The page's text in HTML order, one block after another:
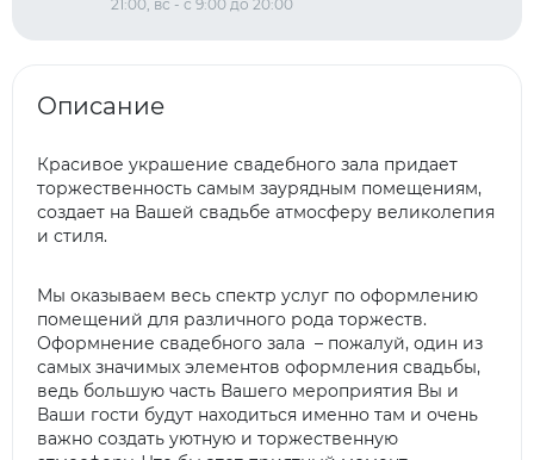
21:00, вс - с 9:00 до 20:00
Описание
Красивое украшение свадебного зала придает
торжественность самым заурядным помещениям,
создает на Вашей свадьбе атмосферу великолепия
и стиля.
Мы оказываем весь спектр услуг по оформлению
помещений для различного рода торжеств.
Оформнение свадебного зала – пожалуй, один из
самых значимых элементов оформления свадьбы,
ведь большую часть Вашего мероприятия Вы и
Ваши гости будут находиться именно там и очень
важно создать уютную и торжественную